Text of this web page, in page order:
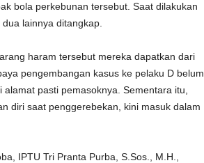
bola perkebunan tersebut. Saat dilakukan
lainnya ditangkap.
haram tersebut mereka dapatkan dari
pengembangan kasus ke pelaku D belum
pasti pemasoknya. Sementara itu,
diri saat penggerebekan, kini masuk dalam
IPTU Tri Pranta Purba, S.Sos., M.H.,